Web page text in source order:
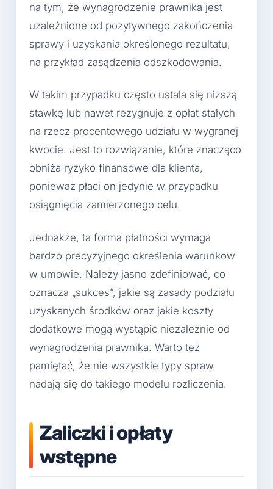
na tym, że wynagrodzenie prawnika jest
uzależnione od pozytywnego zakończenia
sprawy i uzyskania określonego rezultatu,
na przykład zasądzenia odszkodowania.
W takim przypadku często ustala się niższą
stawkę lub nawet rezygnuje z opłat stałych
na rzecz procentowego udziału w wygranej
kwocie. Jest to rozwiązanie, które znacząco
obniża ryzyko finansowe dla klienta,
ponieważ płaci on jedynie w przypadku
osiągnięcia zamierzonego celu.
Jednakże, ta forma płatności wymaga
bardzo precyzyjnego określenia warunków
w umowie. Należy jasno zdefiniować, co
oznacza „sukces”, jakie są zasady podziału
uzyskanych środków oraz jakie koszty
dodatkowe mogą wystąpić niezależnie od
wynagrodzenia prawnika. Warto też
pamiętać, że nie wszystkie typy spraw
nadają się do takiego modelu rozliczenia.
Zaliczki i opłaty
wstępne